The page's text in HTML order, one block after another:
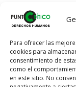
Para ofrecer las
cookies para
consentimiento de
como el
en este sitio. No
mundo en
Modulada
hay espacio
20.